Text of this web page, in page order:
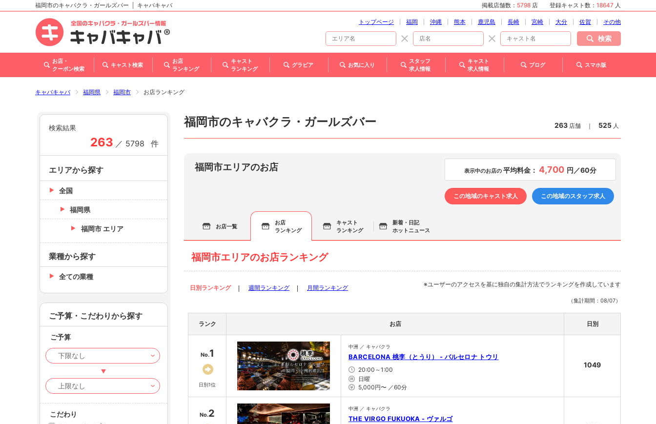
北海道
東北
甲信越・北陸
関西
福岡市のキャバクラ・ガールズバー キャバキャバ 掲載店舗数： 5798 店 登録キャスト数： 18647 人
トップページ 福岡 沖縄 熊本 鹿児島 長崎 宮崎 大分 佐賀 その他
検索
お店・
クーポン検索
キャスト検索
お店
ランキング
キャスト
ランキング
グラビア お気に入り
スタッフ
求人情報
キャスト
求人情報
ブログ スマホ版
キャバキャバ 福岡県 福岡市 お店ランキング
福岡市のキャバクラ・ガールズバー 263 店舗 ｜ 525 人
福岡市エリアのお店 表示中のお店の 平均料金： 4,700 円／60分
この地域のキャスト求人 この地域のスタッフ求人
お店一覧
お店
ランキング
キャスト
ランキング
新着・日記
ホットニュース
福岡市エリアのお店ランキング
日別ランキング 週間ランキング 月間ランキング ※ユーザーのアクセスを基に独自の集計方法でランキングを作成しています
（集計期間：08/07）
ランク お店 日別
No.1
日別1位
中洲 ／ キャバクラ
BARCELONA 桃李（とうり） - バルセロナ トウリ
20:00～1:00
日曜
5,000円〜 ／60分
1049
No.2 中洲 ／ キャバクラ
THE VIRGO FUKUOKA - ヴァルゴ
検索結果
263 ／ 5798 件
エリアから探す
全国
福岡県
福岡市 エリア
業種から探す
全ての業種
ご予算・こだわりから探す
ご予算
こだわり